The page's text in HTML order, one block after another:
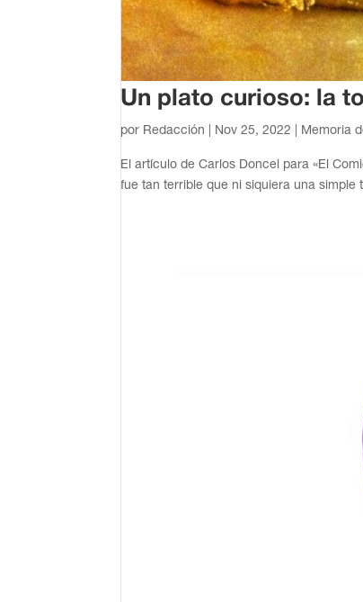
Un plato curioso: la
por Redacción Nov 25, 2022 Memoria
El artículo de Carlos Doncel para «El
fue tan terrible que ni siquiera una